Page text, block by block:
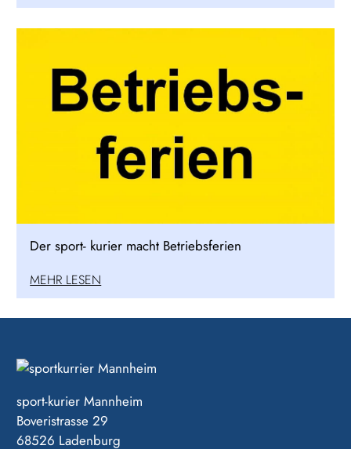
Der sport- kurier macht Betriebsferien
MEHR LESEN
sport-kurier Mannheim
Boveristrasse 29
68526 Ladenburg